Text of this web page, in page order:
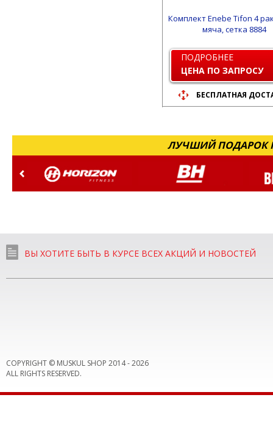
Комплект Enebe Tifon 4
мяча, сетка 8884
ПОДРОБНЕЕ
ЦЕНА ПО ЗАПРОСУ
БЕСПЛАТНАЯ
ЛУЧШИЙ ПОДАРОК
ВЫ ХОТИТЕ БЫТЬ В КУРСЕ ВСЕХ АКЦИЙ И НОВОСТЕЙ
COPYRIGHT © MUSKUL SHOP 2014 -2026
ALL RIGHTS RESERVED.